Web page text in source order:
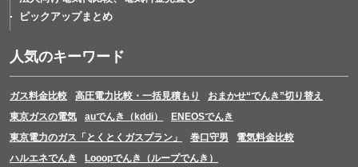
ピックアップまとめ
人気のキーワード
ガス料金比較 高圧電力比較・一括見積もり
おまかせ“でんき”切り替え
東京ガスの電気
auでんき（kddi）
ENEOSでんき
東京電力のガス「とくとくガスプラン」
巻口守男
電気料金比較
ハルエネでんき
Looopでんき（ループでんき）